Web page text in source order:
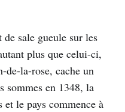
sale gueule sur les
plus que celui-ci,
de-la-rose, cache un
sommes en 1348, la
et le pays commence à